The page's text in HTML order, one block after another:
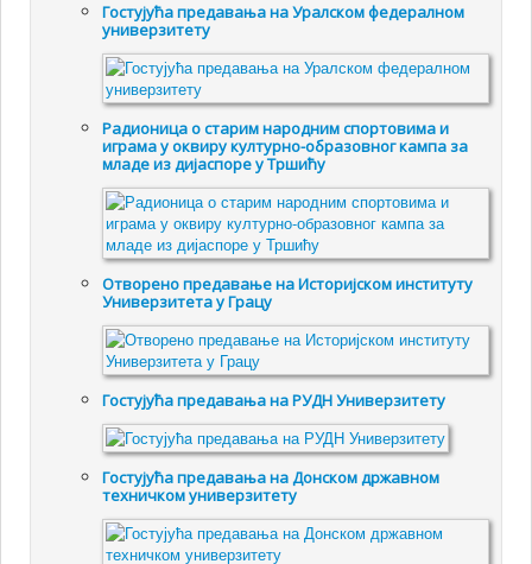
Гостујућа предавања на Уралском федералном
универзитету
Радионица о старим народним спортовима и
играма у оквиру културно-образовног кампа за
младе из дијаспоре у Тршићу
Отворено предавање на Историјском институту
Универзитета у Грацу
Гостујућa предавањa на РУДН Универзитету
Гостујућа предавања на Донском државном
техничком универзитету